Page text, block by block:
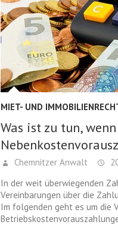
MIET- UND
Was ist zu tun,
Chemnitzer Anwalt
In der weit überwiegenden
Vereinbarungen über die
Im folgenden geht es um die